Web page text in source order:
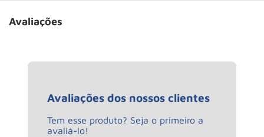
Avaliações
Avaliações dos nossos clientes
Tem esse produto? Seja o primeiro a
avaliá-lo!